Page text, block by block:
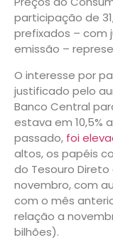
participação de
prefixados – com
emissão –
O interesse por
justificado pelo
Banco Central
estava em 10,5%
passado, foi
altos, os papéis
do Tesouro
novembro, com
com o mês
relação a
bilhões).